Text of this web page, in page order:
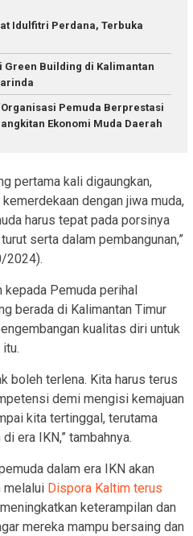
Idulfitri Perdana, Terbuka
Green Building di Kalimantan
Pemuda Berprestasi
Ekonomi Muda Daerah
pertama kali digaungkan,
dengan jiwa muda,
harus tepat pada porsinya
serta dalam pembangunan,”
2024).
kepada Pemuda perihal
berada di Kalimantan Timur
kualitas diri untuk
boleh terlena. Kita harus terus
demi mengisi kemajuan
kita tertinggal, terutama
era IKN,” tambahnya.
dalam era IKN akan
melalui Dispora Kaltim terus
keterampilan dan
mereka mampu bersaing dan